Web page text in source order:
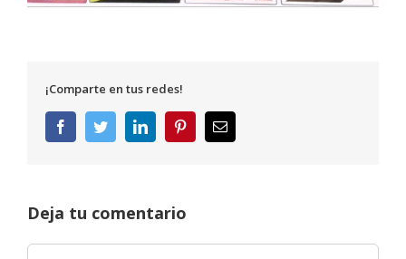
¡Comparte en tus redes!
FacebookTwitterLinkedInPinterestCorreo
electrónico
Deja tu comentario
Comentar